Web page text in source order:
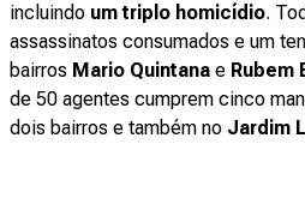
incluindo um triplo homicídio.
assassinatos consumados e um
bairros Mario Quintana e Rubem
de 50 agentes cumprem cinco
dois bairros e também no Jardim